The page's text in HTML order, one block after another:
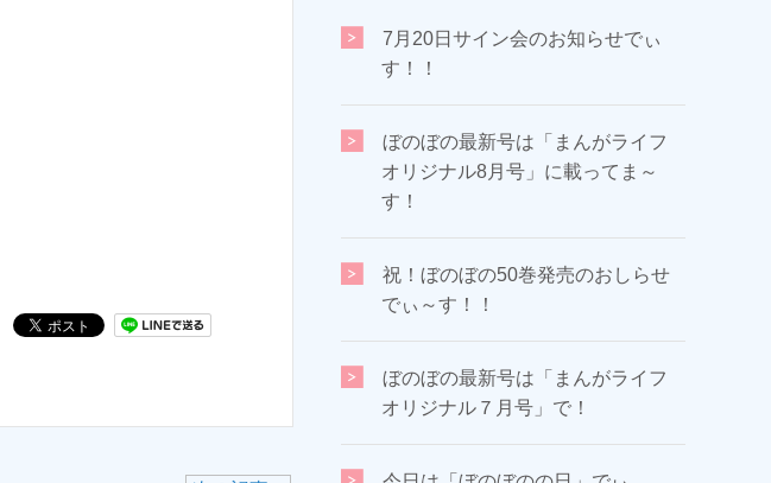
7月20日サイン会のお知らせでぃ
す！！
ぼのぼの最新号は「まんがライフ
オリジナル8月号」に載ってま～
す！
祝！ぼのぼの50巻発売のおしらせ
でぃ～す！！
ぼのぼの最新号は「まんがライフ
オリジナル７月号」で！